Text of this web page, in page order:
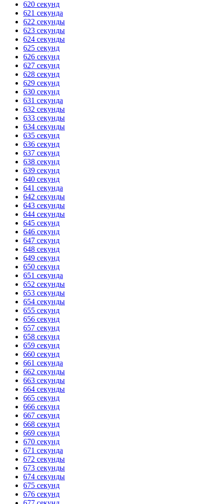
620 секунд
621 секунда
622 секунды
623 секунды
624 секунды
625 секунд
626 секунд
627 секунд
628 секунд
629 секунд
630 секунд
631 секунда
632 секунды
633 секунды
634 секунды
635 секунд
636 секунд
637 секунд
638 секунд
639 секунд
640 секунд
641 секунда
642 секунды
643 секунды
644 секунды
645 секунд
646 секунд
647 секунд
648 секунд
649 секунд
650 секунд
651 секунда
652 секунды
653 секунды
654 секунды
655 секунд
656 секунд
657 секунд
658 секунд
659 секунд
660 секунд
661 секунда
662 секунды
663 секунды
664 секунды
665 секунд
666 секунд
667 секунд
668 секунд
669 секунд
670 секунд
671 секунда
672 секунды
673 секунды
674 секунды
675 секунд
676 секунд